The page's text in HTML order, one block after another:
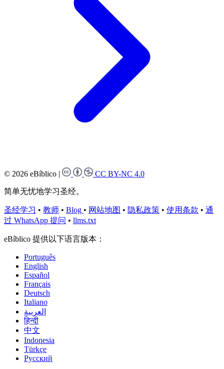
© 2026 eBíblico | CC BY-NC 4.0
简单无忧地学习圣经。
圣经学习 • 教师 • Blog • 网站地图 • 隐私政策 • 使用条款 • 通
过 WhatsApp 提问 • llms.txt
eBíblico 提供以下语言版本：
Português
English
Español
Français
Deutsch
Italiano
العربية
हिन्दी
中文
Indonesia
Türkçe
Русский